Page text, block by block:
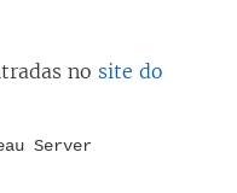
no site do
Server